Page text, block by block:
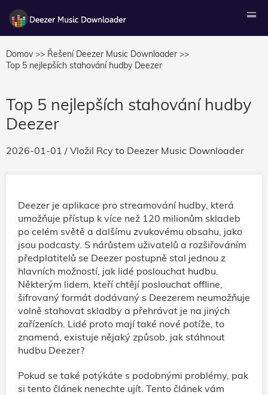
Domov >> Řešení Deezer Music Downloader >>
Top 5 nejlepších stahování hudby Deezer
Top 5 nejlepších stahování hudby
Deezer
2026-01-01 / Vložil Rcy to Deezer Music Downloader
Deezer je aplikace pro streamování hudby, která
umožňuje přístup k více než 120 milionům skladeb
po celém světě a dalšímu zvukovému obsahu, jako
jsou podcasty. S nárůstem uživatelů a rozšiřováním
předplatitelů se Deezer postupně stal jednou z
hlavních možností, jak lidé poslouchat hudbu.
Některým lidem, kteří chtějí poslouchat offline,
šifrovaný formát dodávaný s Deezerem neumožňuje
volně stahovat skladby a přehrávat je na jiných
zařízeních. Lidé proto mají také nové potíže, to
znamená, existuje nějaký způsob, jak stáhnout
hudbu Deezer?
Pokud se také potýkáte s podobnými problémy, pak
si tento článek nenechte ujít. Tento článek vám